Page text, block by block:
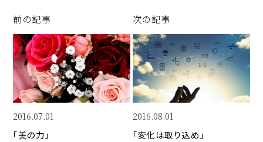
Li
n
k
o
o
k
I
n
前の記事
2016.07.01
「美の力」
次の記事
2016.08.01
「変化は取り込め」